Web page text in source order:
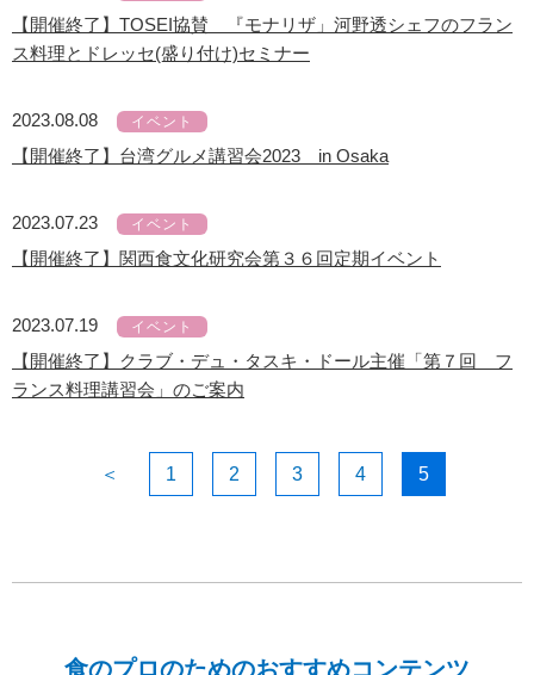
【開催終了】TOSEI協賛 『モナリザ」河野透シェフのフラン
ス料理とドレッセ(盛り付け)セミナー
2023.08.08 イベント
【開催終了】台湾グルメ講習会2023 in Osaka
2023.07.23 イベント
【開催終了】関西食文化研究会第３６回定期イベント
2023.07.19 イベント
【開催終了】クラブ・デュ・タスキ・ドール主催「第７回 フ
ランス料理講習会」のご案内
＜ 1 2 3 4 5
食のプロのためのおすすめコンテンツ